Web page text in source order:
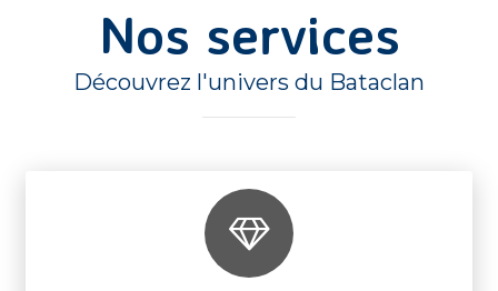
Nos services
Découvrez l'univers du Bataclan